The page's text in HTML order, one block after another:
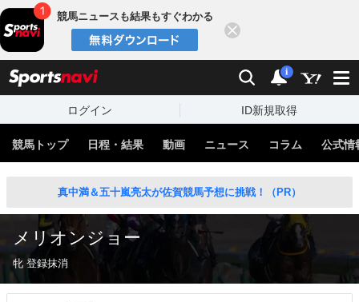
競馬ニュースも結果もすぐわかる
検索 通知
i
ログイン ID新規取得
競馬トップ 日程・結果 動画 ニュース コラム 公式情
真中満＆五十嵐亮太が佐賀競馬予想に挑戦！（PR）
メリオンジョー
牝 登録抹消